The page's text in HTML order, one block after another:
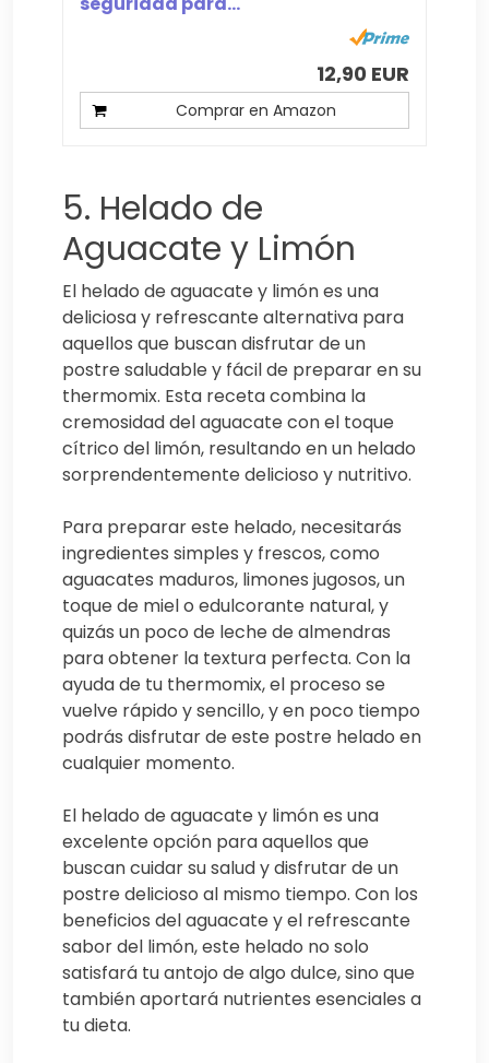
12,90 EUR
Comprar en Amazon
5. Helado de
Aguacate y Limón
El helado de aguacate y limón es una
deliciosa y refrescante alternativa para
aquellos que buscan disfrutar de un
postre saludable y fácil de preparar en su
thermomix. Esta receta combina la
cremosidad del aguacate con el toque
cítrico del limón, resultando en un helado
sorprendentemente delicioso y nutritivo.
Para preparar este helado, necesitarás
ingredientes simples y frescos, como
aguacates maduros, limones jugosos, un
toque de miel o edulcorante natural, y
quizás un poco de leche de almendras
para obtener la textura perfecta. Con la
ayuda de tu thermomix, el proceso se
vuelve rápido y sencillo, y en poco tiempo
podrás disfrutar de este postre helado en
cualquier momento.
El helado de aguacate y limón es una
excelente opción para aquellos que
buscan cuidar su salud y disfrutar de un
postre delicioso al mismo tiempo. Con los
beneficios del aguacate y el refrescante
sabor del limón, este helado no solo
satisfará tu antojo de algo dulce, sino que
también aportará nutrientes esenciales a
tu dieta.